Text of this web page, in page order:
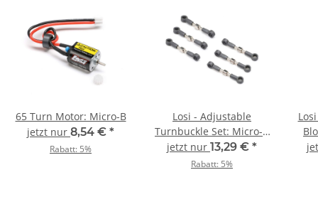
65 Turn Motor: Micro-B
jetzt nur 8,54 € *
Rabatt: 5%
Losi - Adjustable
Turnbuckle Set: Micro-B
(LOS-1990)
jetzt nur 13,29 € *
Rabatt: 5%